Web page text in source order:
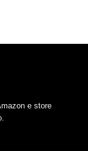
e store